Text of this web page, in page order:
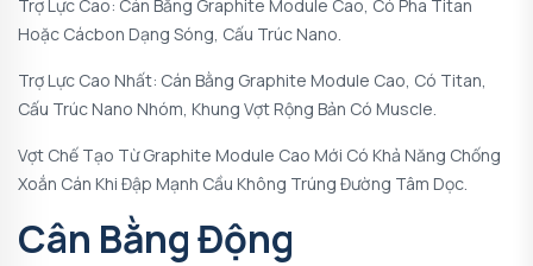
Trợ Lực Cao: Cán Bằng Graphite Module Cao, Có Pha Titan
Hoặc Cácbon Dạng Sóng, Cấu Trúc Nano.
Trợ Lực Cao Nhất: Cán Bằng Graphite Module Cao, Có Titan,
Cấu Trúc Nano Nhóm, Khung Vợt Rộng Bản Có Muscle.
Vợt Chế Tạo Từ Graphite Module Cao Mới Có Khả Năng Chống
Xoắn Cán Khi Đập Mạnh Cầu Không Trúng Đường Tâm Dọc.
Cân Bằng Động